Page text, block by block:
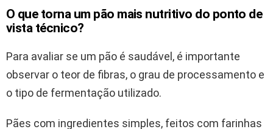
O que torna um pão mais nutritivo do ponto de
vista técnico?
Para avaliar se um pão é saudável, é importante
observar o teor de fibras, o grau de processamento e
o tipo de fermentação utilizado.
Pães com ingredientes simples, feitos com farinhas